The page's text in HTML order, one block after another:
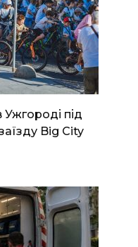
Ужгороді під
Big Сity